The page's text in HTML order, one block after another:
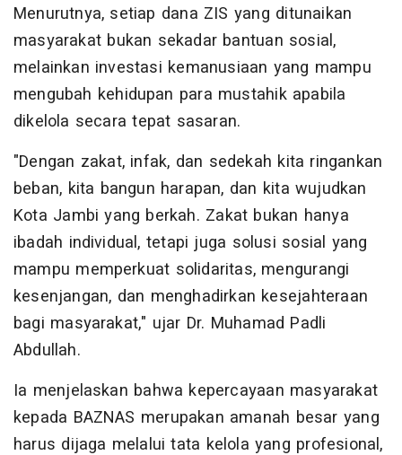
Menurutnya, setiap dana ZIS yang ditunaikan
masyarakat bukan sekadar bantuan sosial,
melainkan investasi kemanusiaan yang mampu
mengubah kehidupan para mustahik apabila
dikelola secara tepat sasaran.
"Dengan zakat, infak, dan sedekah kita ringankan
beban, kita bangun harapan, dan kita wujudkan
Kota Jambi yang berkah. Zakat bukan hanya
ibadah individual, tetapi juga solusi sosial yang
mampu memperkuat solidaritas, mengurangi
kesenjangan, dan menghadirkan kesejahteraan
bagi masyarakat," ujar Dr. Muhamad Padli
Abdullah.
Ia menjelaskan bahwa kepercayaan masyarakat
kepada BAZNAS merupakan amanah besar yang
harus dijaga melalui tata kelola yang profesional,